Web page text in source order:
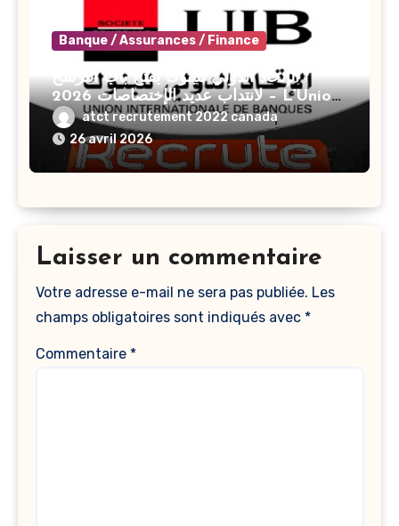
Banque / Assurances / Finance
الإتحاد الدولي للبنوك يفتح باب الترشح
لانتداب عديد الإختصاصات 2026 – L’Union
Internationale De Banques UIB
Recrute Plusieurs Profils En 2026
atct recrutement 2022 canada
26 avril 2026
Laisser un commentaire
Votre adresse e-mail ne sera pas publiée. Les
champs obligatoires sont indiqués avec *
Commentaire *